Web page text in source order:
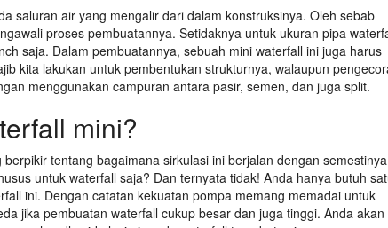
saluran air yang mengalir dari dalam konstruksinya. Oleh sebab
proses pembuatannya. Setidaknya untuk ukuran pipa
saja. Dalam pembuatannya, sebuah mini waterfall ini juga harus
kita lakukan untuk pembentukan strukturnya, walaupun
menggunakan campuran antara pasir, semen, dan juga split.
mini?
tentang bagaimana sirkulasi ini berjalan dengan
untuk waterfall saja? Dan ternyata tidak! Anda hanya butuh
ini. Dengan catatan kekuatan pompa memang memadai untuk
jika pembuatan waterfall cukup besar dan juga tinggi. Anda akan